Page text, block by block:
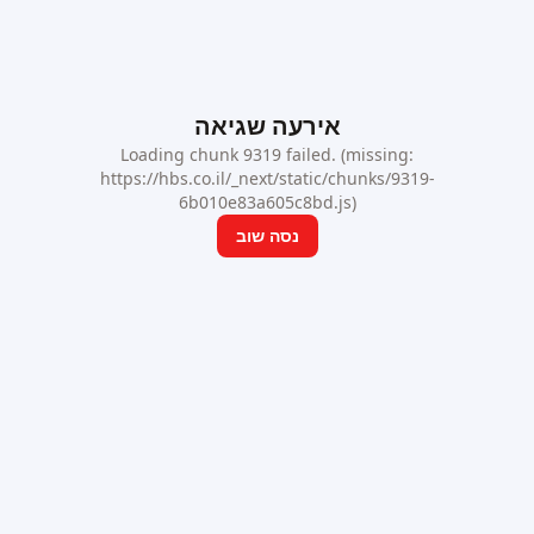
אירעה שגיאה
Loading chunk 9319 failed. (missing:
https://hbs.co.il/_next/static/chunks/9319-
6b010e83a605c8bd.js)